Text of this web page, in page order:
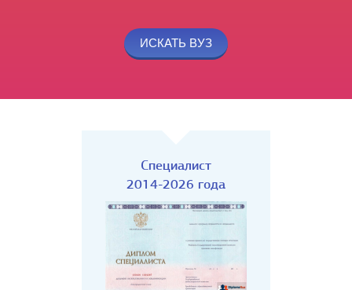
Специалист
2014-2026 года